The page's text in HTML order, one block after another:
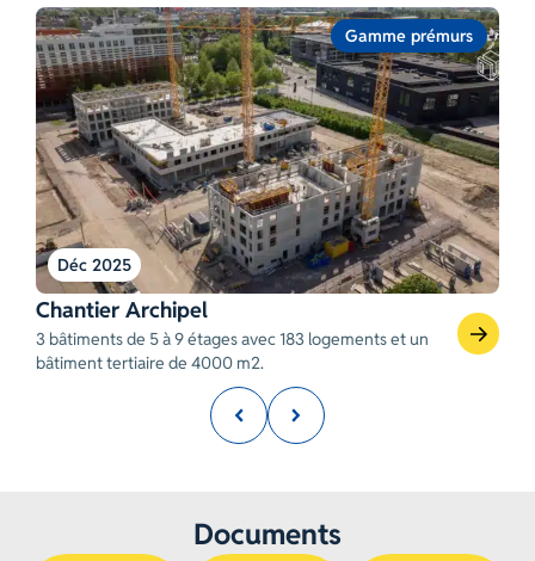
Déc 2025
Gamme prémurs
Chantier Archipel
3 bâtiments de 5 à 9 étages avec 183 logements et un
bâtiment tertiaire de 4000 m2.
Documents